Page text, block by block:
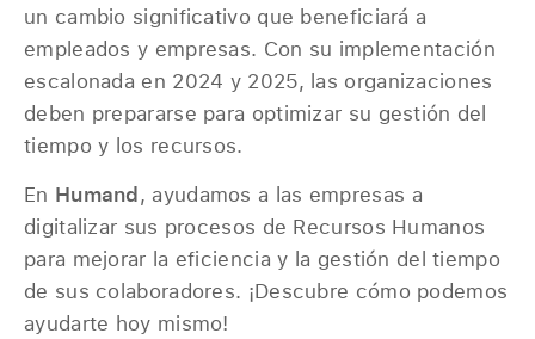
un cambio significativo que beneficiará a
empleados y empresas. Con su implementación
escalonada en 2024 y 2025, las organizaciones
deben prepararse para optimizar su gestión del
tiempo y los recursos.
En Humand, ayudamos a las empresas a
digitalizar sus procesos de Recursos Humanos
para mejorar la eficiencia y la gestión del tiempo
de sus colaboradores. ¡Descubre cómo podemos
ayudarte hoy mismo!